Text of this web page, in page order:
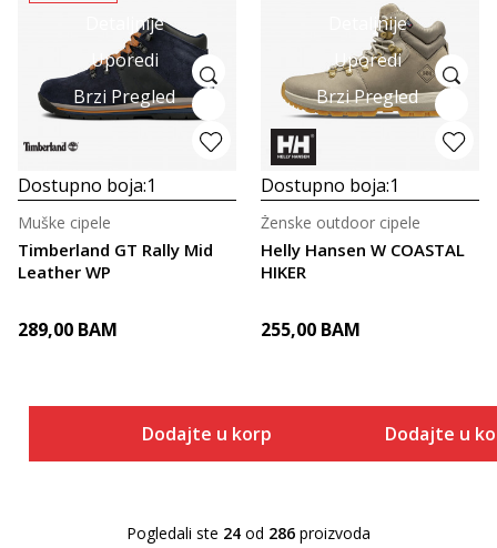
Detaljnije
Uporedi
Brzi Pregled
Dostupno boja:1
Timberland GT Rally Mid
Leather WP
Muške cipele
289,00 BAM
Dodajte u korpu
Detaljnije
Uporedi
Brzi Pregled
Dostupno boja:1
Helly Hansen W COASTAL
HIKER
Ženske outdoor cipele
255,00 BAM
Dodajte u
Pogledali ste 24 od 286 proizvoda